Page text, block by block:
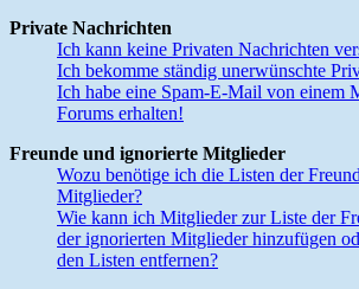
Private Nachrichten
Ich kann keine Privaten Nachrichten
Ich bekomme ständig unerwünschte
Ich habe eine Spam-E-Mail von einem
Forums erhalten!
Freunde und ignorierte Mitglieder
Wozu benötige ich die Listen der
Mitglieder?
Wie kann ich Mitglieder zur Liste der
der ignorierten Mitglieder hinzufügen
den Listen entfernen?